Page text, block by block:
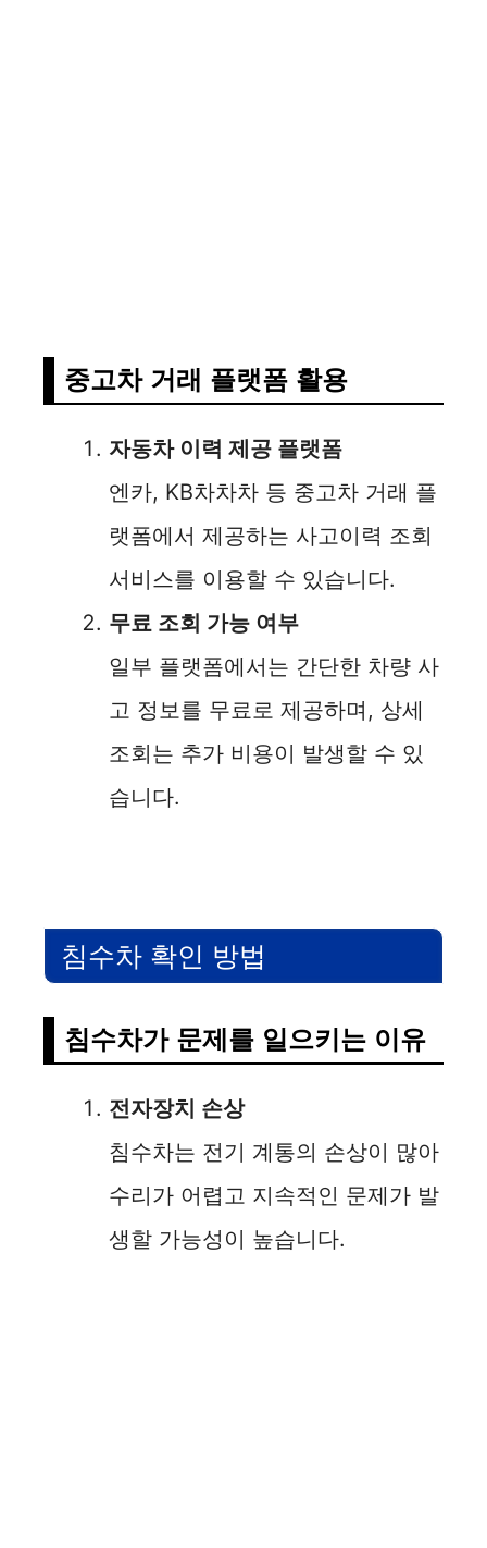
중고차 거래 플랫폼 활용
자동차 이력 제공 플랫폼
엔카, KB차차차 등 중고차 거래 플
랫폼에서 제공하는 사고이력 조회
서비스를 이용할 수 있습니다.
무료 조회 가능 여부
일부 플랫폼에서는 간단한 차량 사
고 정보를 무료로 제공하며, 상세
조회는 추가 비용이 발생할 수 있
습니다.
침수차 확인 방법
침수차가 문제를 일으키는 이유
전자장치 손상
침수차는 전기 계통의 손상이 많아
수리가 어렵고 지속적인 문제가 발
생할 가능성이 높습니다.